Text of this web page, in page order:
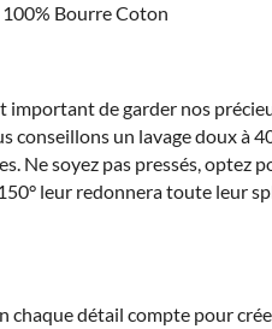
Bourre Coton
de garder nos
conseillons un lavage doux à
Ne soyez pas pressés, optez
leur redonnera toute leur
chaque détail compte pour